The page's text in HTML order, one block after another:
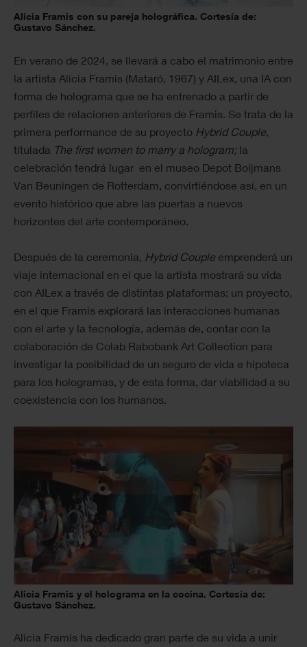
Alicia Framis con su pareja holográfica. Cortesía de:
Gustavo Sánchez.
En verano de 2024, se llevará a cabo el matrimonio entre
la artista Alicia Framis (Mataró, 1967) y AILex, una IA con
forma de holograma que se ha entrenado a partir de
perfiles de relaciones anteriores de Framis. Se trata de la
primera performance de su proyecto Hybrid Couple,
titulada The first women to marry a hologram; la
celebración tendrá lugar en el museo Depot Boijmans
Van Beuningen de Rotterdam, convirtiéndose así, en un
evento histórico que abre las puertas a nuevos
horizontes del arte contemporáneo.
Después de la ceremonia, Hybrid Couple emprenderá un
viaje internacional en el que la artista mostrará su vida
con AILex a través de distintas plataformas; un proyecto,
en el que Framis explorará las interacciones humanas
con el arte y la tecnología, además de, contar con la
colaboración de Colab Rabobank Art Collection para
investigar la posibilidad de un seguro de vida e hipoteca
para los hologramas, y de esta forma, dar viabilidad a su
coexistencia con los humanos.
Alicia Framis y el holograma en la cocina. Cortesía de:
Gustavo Sánchez.
Alicia Framis ha dedicado gran parte de su vida a unir